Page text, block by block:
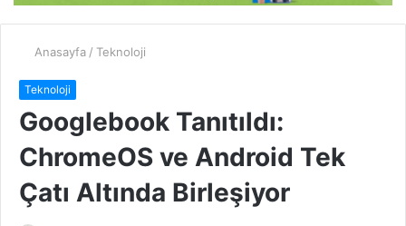
Anasayfa / Teknoloji
Teknoloji
Googlebook Tanıtıldı:
ChromeOS ve Android Tek
Çatı Altında Birleşiyor